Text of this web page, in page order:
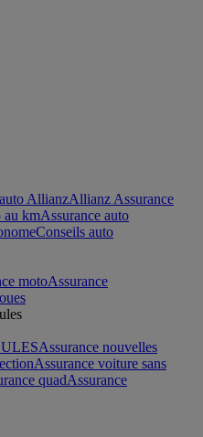
AllianzAllianz Assurance
au kmAssurance auto
Conseils auto
motoAssurance
Assurance nouvelles
Assurance voiture sans
quadAssurance